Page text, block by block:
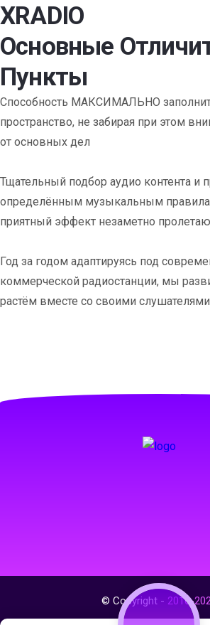
XRADIO
Основные
Пункты
Способность МАКСИМАЛЬНО
пространство, не забирая при этом
от основных дел
Тщательный подбор аудио контента и
определённым музыкальным
приятный эффект незаметно
Год за годом адаптируясь под
коммерческой радиостанции, мы
растём вместе со своими слушателями
© Copyright - 2016-